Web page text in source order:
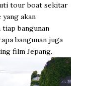
tour boat sekitar
akan
tiap bangunan
bangunan juga
film Jepang.